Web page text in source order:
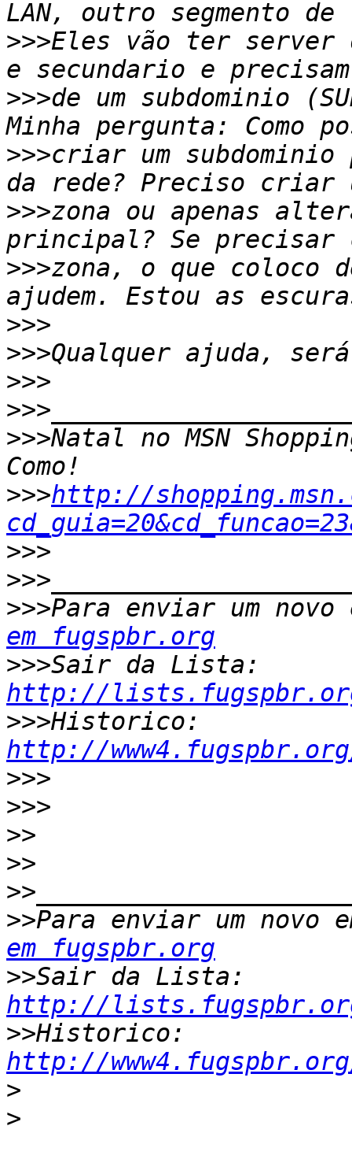
>>>Eles vão ter server
>>>de um subdominio
>>>criar um
>>>zona ou apenas
>>>zona, o que coloco
>>>
>>>
>>>
>>>
>>>Natal no MSN
>>>http://
>>>
>>>
>>>Para enviar um
em fugspbr.org
>>>
http://
>>>
http://
>>>
>>>
>>
>>
>>
>>Para enviar um
em fugspbr.org
>>
http://
>>
http://
>
>